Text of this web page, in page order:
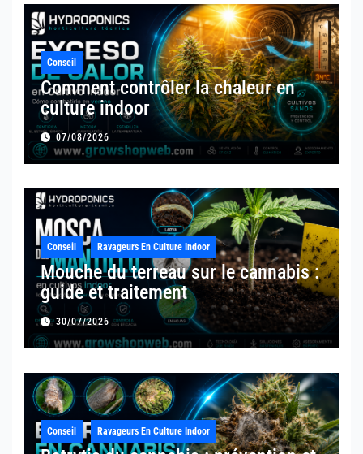
Conseil
Comment contrôler la chaleur en
culture indoor
07/08/2026
Conseil Ravageurs En Culture Indoor
Mouche du terreau sur le cannabis :
guide et traitement
30/07/2026
Conseil Ravageurs En Culture Indoor